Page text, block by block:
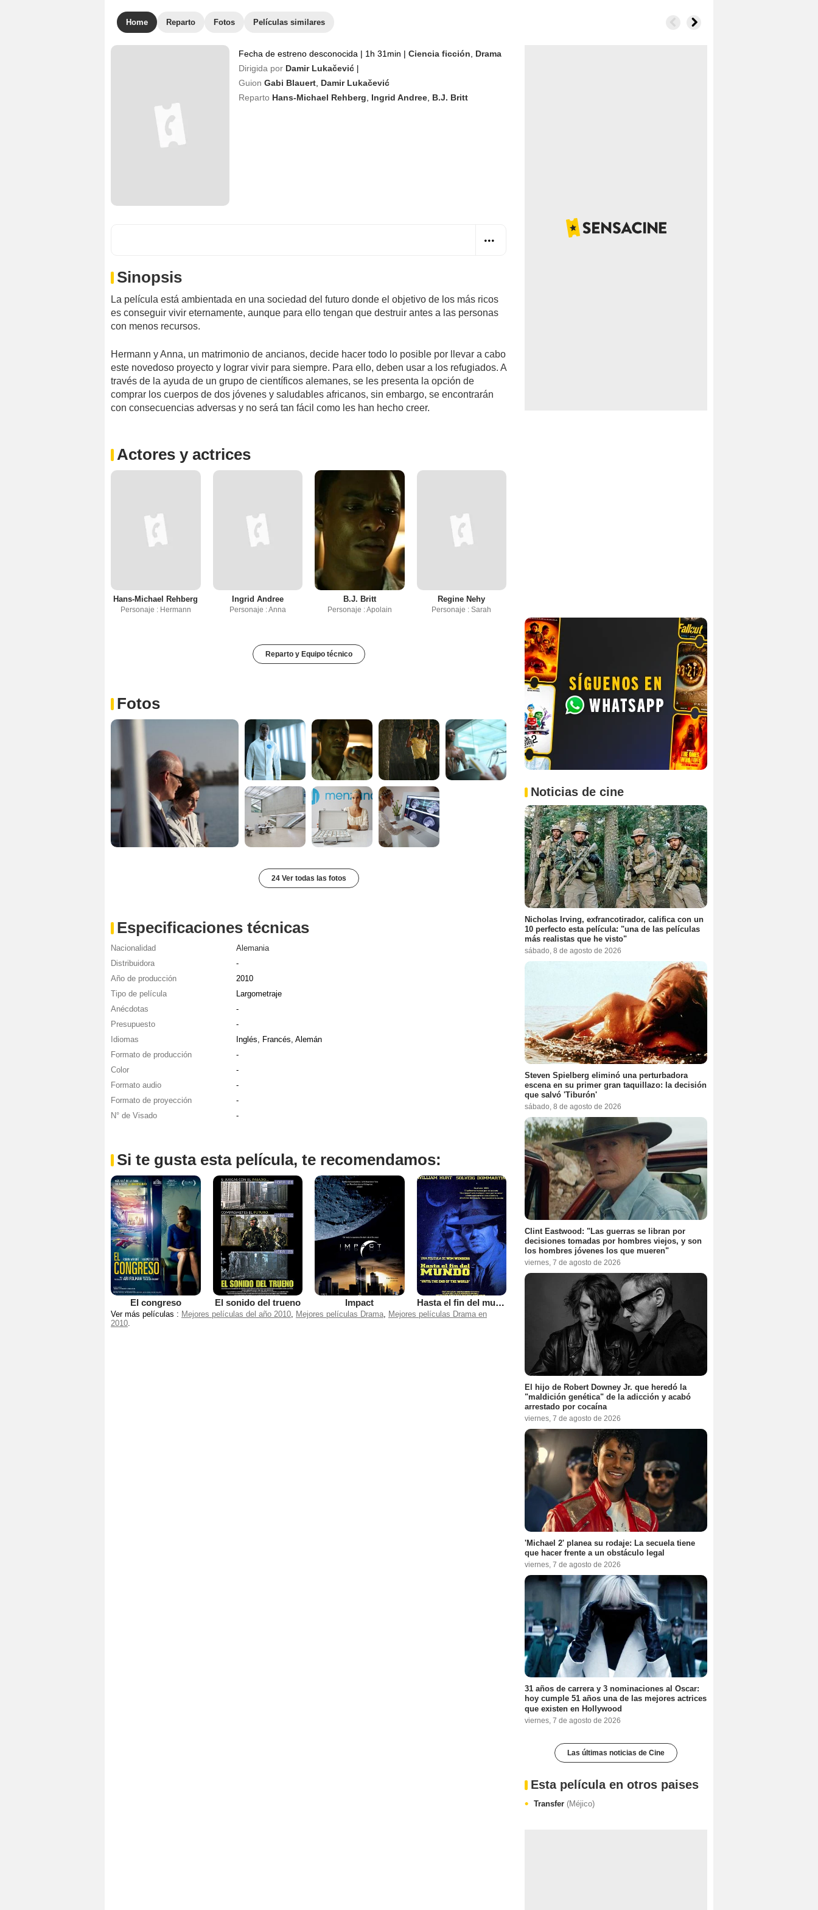
Home Reparto Fotos Películas similares
Fecha de estreno desconocida | 1h 31min | Ciencia ficción
Drama
Dirigida por Damir Lukačević
Guion Gabi Blauert Damir Lukačević
Reparto Hans-Michael Rehberg Ingrid Andree B.J. Britt
Sinopsis
La película está ambientada en una sociedad del futuro donde el objetivo de los más ricos
es conseguir vivir eternamente, aunque para ello tengan que destruir antes a las personas
con menos recursos.
Hermann y Anna, un matrimonio de ancianos, decide hacer todo lo posible por llevar a cabo
este novedoso proyecto y lograr vivir para siempre. Para ello, deben usar a los refugiados. A
través de la ayuda de un grupo de científicos alemanes, se les presenta la opción de
comprar los cuerpos de dos jóvenes y saludables africanos, sin embargo, se encontrarán
con consecuencias adversas y no será tan fácil como les han hecho creer.
Actores y actrices
Hans-Michael Rehberg
Personaje : Hermann
Ingrid Andree
Personaje : Anna
B.J. Britt
Personaje : Apolain
Regine Nehy
Personaje : Sarah
Reparto y Equipo técnico
Fotos
24 Ver todas las fotos
Especificaciones técnicas
Nacionalidad
Alemania
Distribuidora
-
Año de producción
2010
Tipo de película
Largometraje
Anécdotas
-
Presupuesto
-
Idiomas
Inglés, Francés, Alemán
Formato de producción
-
Color
-
Formato audio
-
Formato de proyección
-
N° de Visado
-
Si te gusta esta película, te recomendamos:
El congreso El sonido del trueno Impact Hasta el fin del mundo
Ver más películas : Mejores películas del año 2010 Mejores películas Drama Mejores películas Drama en
2010
Noticias de cine
Nicholas Irving, exfrancotirador, califica con un
10 perfecto esta película: "una de las películas
más realistas que he visto"
sábado, 8 de agosto de 2026
Steven Spielberg eliminó una perturbadora
escena en su primer gran taquillazo: la decisión
que salvó 'Tiburón'
sábado, 8 de agosto de 2026
Clint Eastwood: "Las guerras se libran por
decisiones tomadas por hombres viejos, y son
los hombres jóvenes los que mueren"
viernes, 7 de agosto de 2026
El hijo de Robert Downey Jr. que heredó la
"maldición genética" de la adicción y acabó
arrestado por cocaína
viernes, 7 de agosto de 2026
'Michael 2' planea su rodaje: La secuela tiene
que hacer frente a un obstáculo legal
viernes, 7 de agosto de 2026
31 años de carrera y 3 nominaciones al Oscar:
hoy cumple 51 años una de las mejores actrices
que existen en Hollywood
viernes, 7 de agosto de 2026
Las últimas noticias de Cine
Esta película en otros paises
Transfer (Méjico)